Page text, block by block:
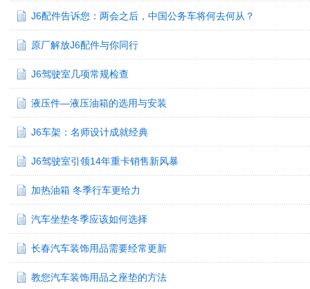
J6配件告诉您：两会之后，中国公务车将何去何从？
原厂解放J6配件与你同行
J6驾驶室几项常规检查
液压件—液压油箱的选用与安装
J6车架：名师设计成就经典
J6驾驶室引领14年重卡销售新风暴
加热油箱 冬季行车更给力
汽车坐垫冬季应该如何选择
长春汽车装饰用品需要经常更新
教您汽车装饰用品之座垫的方法